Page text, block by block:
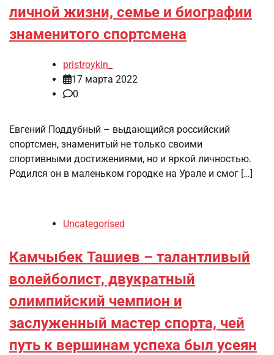
личной жизни, семье и биографии
знаменитого спортсмена
pristroykin_
17 марта 2022
0
Евгений Поддубный – выдающийся российский
спортсмен, знаменитый не только своими
спортивными достижениями, но и яркой личностью.
Родился он в маленьком городке на Урале и смог […]
Uncategorised
Камчыбек Ташиев – талантливый
волейболист, двукратный
олимпийский чемпион и
заслуженный мастер спорта, чей
путь к вершинам успеха был усеян